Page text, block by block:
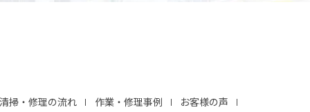
清掃・修理の流れ 作業・修理事例 お客様の声